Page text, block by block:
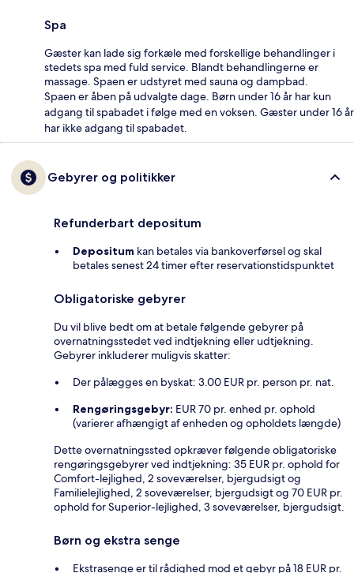
Spa
Gæster kan lade sig forkæle med forskellige behandlinger i
stedets spa med fuld service. Blandt behandlingerne er
massage. Spaen er udstyret med sauna og dampbad.
Spaen er åben på udvalgte dage. Børn under 16 år har kun
adgang til spabadet i følge med en voksen. Gæster under 16 år
har ikke adgang til spabadet.
Gebyrer og politikker
Refunderbart depositum
Depositum kan betales via bankoverførsel og skal
betales senest 24 timer efter reservationstidspunktet
Obligatoriske gebyrer
Du vil blive bedt om at betale følgende gebyrer på
overnatningsstedet ved indtjekning eller udtjekning.
Gebyrer inkluderer muligvis skatter:
Der pålægges en byskat: 3.00 EUR pr. person pr. nat.
Rengøringsgebyr: EUR 70 pr. enhed pr. ophold
(varierer afhængigt af enheden og opholdets længde)
Dette overnatningssted opkræver følgende obligatoriske
rengøringsgebyrer ved indtjekning: 35 EUR pr. ophold for
Comfort-lejlighed, 2 soveværelser, bjergudsigt og
Familielejlighed, 2 soveværelser, bjergudsigt og 70 EUR pr.
ophold for Superior-lejlighed, 3 soveværelser, bjergudsigt.
Børn og ekstra senge
Ekstrasenge er til rådighed mod et gebyr på 18 EUR pr.